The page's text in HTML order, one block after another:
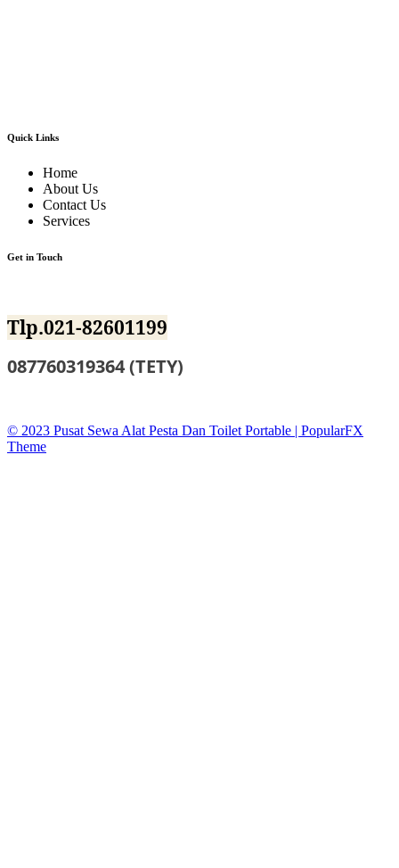
Quick Links
Home
About Us
Contact Us
Services
Get in Touch
Tlp.021-82601199
087760319364 (TETY)
© 2023 Pusat Sewa Alat Pesta Dan Toilet Portable | PopularFX
Theme